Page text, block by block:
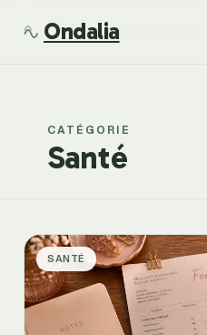
Ondalia
Beauté
Mode
Bien-être
CATÉGORIE
Santé
SANTÉ